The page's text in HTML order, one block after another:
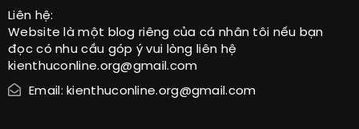
Liên hệ:
Website là một blog riêng của cá nhân tôi nếu bạn
đọc có nhu cầu góp ý vui lòng liên hệ
kienthuconline.org@gmail.com
Email: kienthuconline.org@gmail.com